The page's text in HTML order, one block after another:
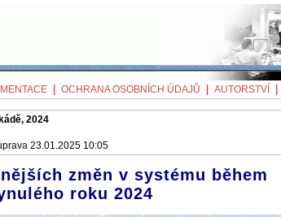
OCHRANA OSOBNÍCH ÚDAJŮ AUTORSTVÍ
2024
23.01.2025 10:05
změn v systému během
roku 2024